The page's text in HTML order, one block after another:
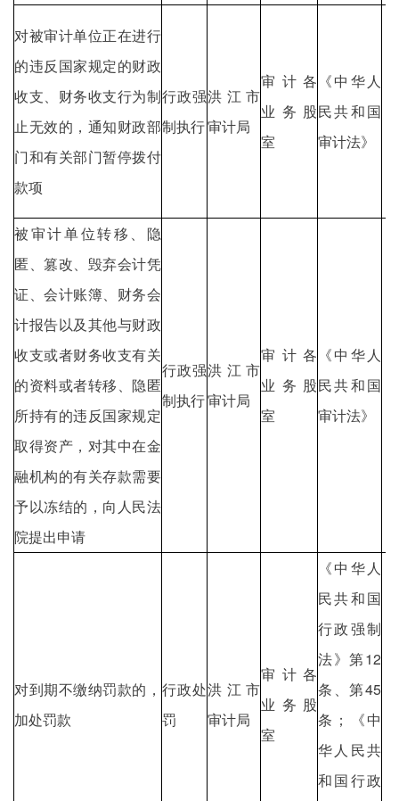
对被审计单位正在进行
的违反国家规定的财政
收支、财务收支行为制
止无效的，通知财政部
门和有关部门暂停拨付
款项
行政强
制执行
洪江市
审计局
审计各
业务股
室
《中华人
民共和国
审计法》
被审计单位转移、隐
匿、篡改、毁弃会计凭
证、会计账簿、财务会
计报告以及其他与财政
收支或者财务收支有关
的资料或者转移、隐匿
所持有的违反国家规定
取得资产，对其中在金
融机构的有关存款需要
予以冻结的，向人民法
院提出申请
行政强
制执行
洪江市
审计局
审计各
业务股
室
《中华人
民共和国
审计法》
对到期不缴纳罚款的，
加处罚款
行政处
罚
洪江市
审计局
审计各
业务股
室
《中华人
民共和国
行政强制
法》第12
条、第45
条；《中
华人民共
和国行政